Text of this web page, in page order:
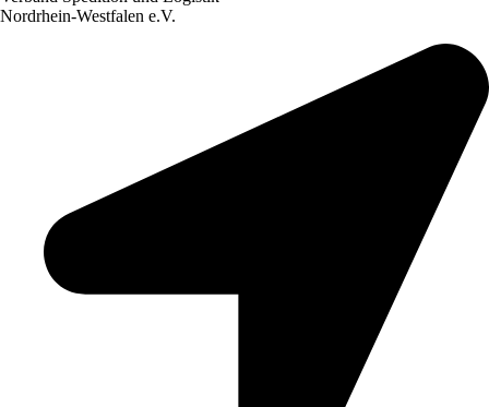
Nordrhein-Westfalen e.V.